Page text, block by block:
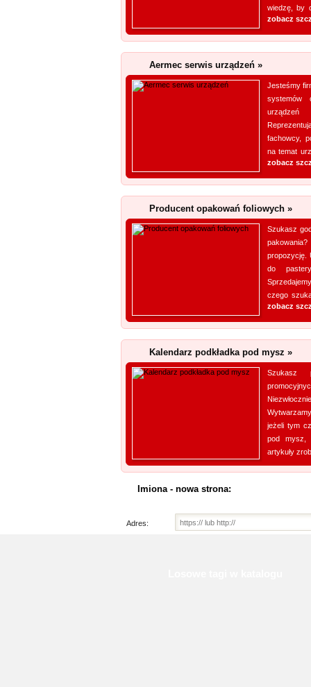
wiedzę, by
zobacz
Aermec serwis urządzeń »
Jesteśmy
systemów
fachowcy,
na temat
zobacz
Producent opakowań foliowych »
Szukasz
propozycję.
do
czego
zobacz
Kalendarz podkładka pod mysz »
Szukasz
jeżeli tym
pod mysz,
artykuły
Imiona - nowa strona:
Adres: